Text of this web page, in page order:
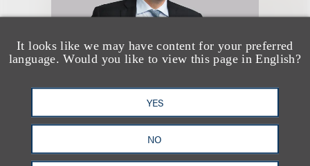
It looks like we may have content for your preferred
language. Would you like to view this page in English?
YES
NO
Jason R. Lilien
Co-Chair, Nonprofits & Tax-